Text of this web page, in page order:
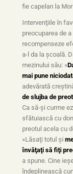
fie capelan la
Intervenţiile în
preocuparea de
recompenseze
a-l da la şcoală.
mezinului său: «
mai pune
adevărată
de slujba de
Ca să-şi curme
sfătuiască cu
preotul acela cu
«Lăsaţi totul şi
învăţaţi să fiţi
a spune. Cine
îndeplinească